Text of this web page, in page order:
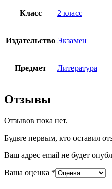
ФГОС
ФПУ)
Класс 2 класс
Издательство Экзамен
Предмет Литература
Отзывы
Отзывов пока нет.
Будьте первым, кто
Ваш адрес email не будет
Ваша оценка *